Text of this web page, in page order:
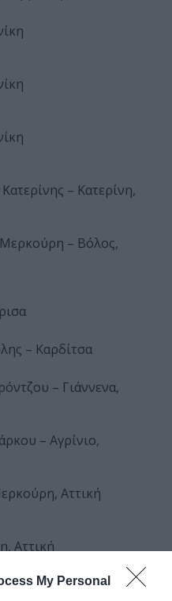
My Personal
– Κατερίνη,
– Βόλος,
– Καρδίτσα
– Γιάννενα,
– Αγρίνιο,
Αττική
Αττική